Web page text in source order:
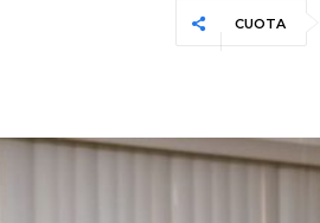
CUOTA